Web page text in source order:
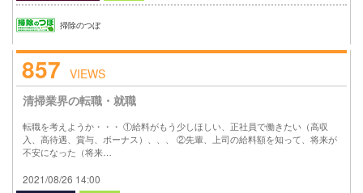
掃除のつぼ
857 VIEWS
清掃業界の転職・就職
転職を考えようか・・・ ①給料がもう少しほしい、正社員で働きたい（高収
入、高待遇、賞与、ボーナス）、、、 ②先輩、上司の給料額を知って、将来が
不安になった（将来…
2021/08/26 14:00